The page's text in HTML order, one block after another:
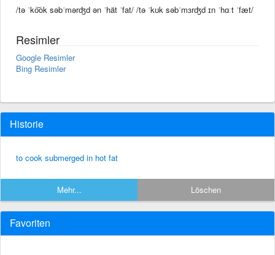
/tə ˈko͝ok səbˈmərʤd ən ˈhät ˈfat/ /tə ˈkʊk səbˈmɜrʤd ɪn ˈhɑːt ˈfæt/
Resimler
Google Resimler
Bing Resimler
Historie
to cook submerged in hot fat
Mehr... Löschen
Favoriten